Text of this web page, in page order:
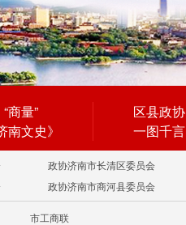
“商量”
南文史》
区县政协
一图千言
政协济南市长清区委员会
政协济南市商河县委员会
市工商联